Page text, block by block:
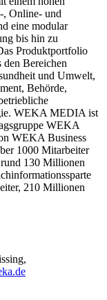
, Online- und
eine modular
bis hin zu
Produktportfolio
den Bereichen
und Umwelt,
Behörde,
WEKA MEDIA ist
WEKA
WEKA Business
1000 Mitarbeiter
130 Millionen
210 Millionen